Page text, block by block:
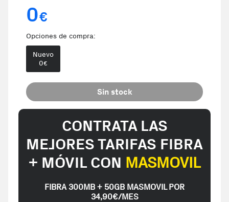
0€
Opciones de compra:
Nuevo
0€
Sin stock
CONTRATA LAS
MEJORES TARIFAS FIBRA
+ MÓVIL CON MASMOVIL
FIBRA 300MB + 50GB MASMOVIL POR
34,90€/MES